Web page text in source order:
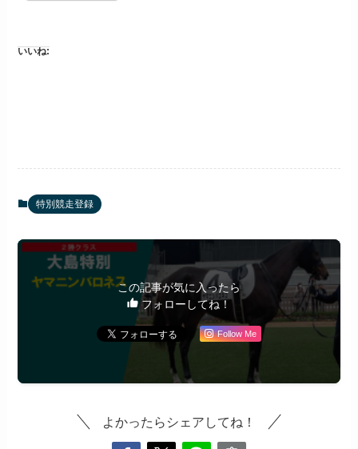
いいね:
特別競走登録
この記事が気に入ったら
フォローしてね！
Follow Me
よかったらシェアしてね！